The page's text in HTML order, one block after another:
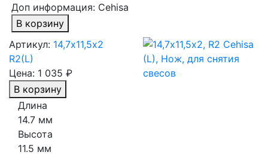
Доп информация: Cehisa
В корзину
Артикул: 14,7х11,5х2
R2(L)
Цена: 1 035 ₽
В корзину
Длина
14.7 мм
Высота
11.5 мм